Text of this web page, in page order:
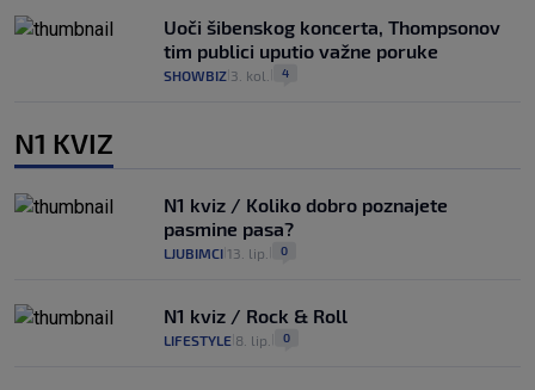
Uoči šibenskog koncerta, Thompsonov
tim publici uputio važne poruke
SHOWBIZ 3. kol. 4
N1 KVIZ
N1 kviz / Koliko dobro poznajete
pasmine pasa?
LJUBIMCI 13. lip. 0
N1 kviz / Rock & Roll
LIFESTYLE 8. lip. 0